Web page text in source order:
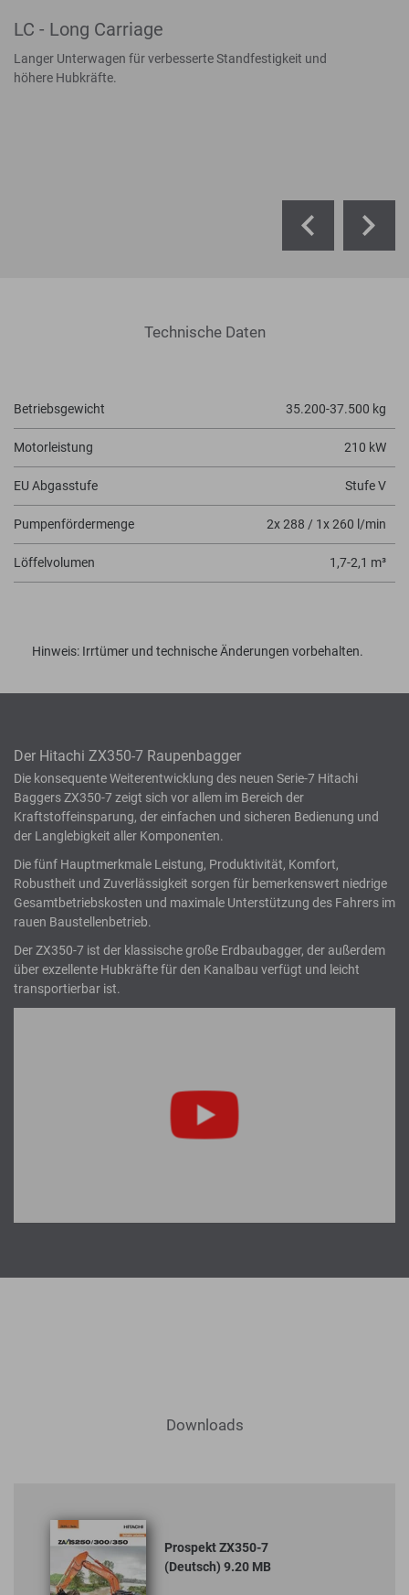
LC - Long Carriage
Langer Unterwagen für verbesserte Standfestigkeit und
höhere Hubkräfte.
Technische Daten
Betriebsgewicht 35.200-37.500 kg
Motorleistung 210 kW
EU Abgasstufe Stufe V
Pumpenfördermenge 2x 288 / 1x 260 l/min
Löffelvolumen 1,7-2,1 m³
Hinweis: Irrtümer und technische Änderungen vorbehalten.
Der Hitachi ZX350-7 Raupenbagger
Die konsequente Weiterentwicklung des neuen Serie-7 Hitachi
Baggers ZX350-7 zeigt sich vor allem im Bereich der
Kraftstoffeinsparung, der einfachen und sicheren Bedienung und
der Langlebigkeit aller Komponenten.
Die fünf Hauptmerkmale Leistung, Produktivität, Komfort,
Robustheit und Zuverlässigkeit sorgen für bemerkenswert niedrige
Gesamtbetriebskosten und maximale Unterstützung des Fahrers im
rauen Baustellenbetrieb.
Der ZX350-7 ist der klassische große Erdbaubagger, der außerdem
über exzellente Hubkräfte für den Kanalbau verfügt und leicht
transportierbar ist.
Downloads
Prospekt ZX350-7
(Deutsch) 9.20 MB